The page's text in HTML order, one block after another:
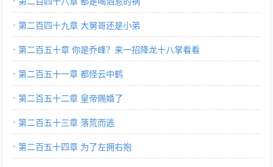
第二百四十九章 大舅哥还是小弟
第二百五十章 你是乔峰？来一招降龙十八掌看看
第二百五十一章 都怪云中鹤
第二百五十二章 皇帝赐婚了
第二百五十三章 落荒而逃
第二百五十四章 为了左拥右抱